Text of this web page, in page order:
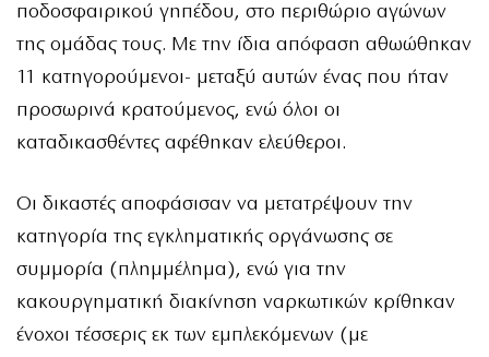
ποδοσφαιρικού γηπέδου, στο περιθώριο αγώνων
της ομάδας τους. Με την ίδια απόφαση αθωώθηκαν
11 κατηγορούμενοι- μεταξύ αυτών ένας που ήταν
προσωρινά κρατούμενος, ενώ όλοι οι
καταδικασθέντες αφέθηκαν ελεύθεροι.
Οι δικαστές αποφάσισαν να μετατρέψουν την
κατηγορία της εγκληματικής οργάνωσης σε
συμμορία (πλημμέλημα), ενώ για την
κακουργηματική διακίνηση ναρκωτικών κρίθηκαν
ένοχοι τέσσερις εκ των εμπλεκόμενων (με